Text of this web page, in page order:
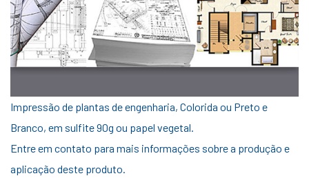
Impressão de plantas de engenharia, Colorida ou Preto e
Branco, em sulfite 90g ou papel vegetal.
Entre em contato para mais informações sobre a produção e
aplicação deste produto.